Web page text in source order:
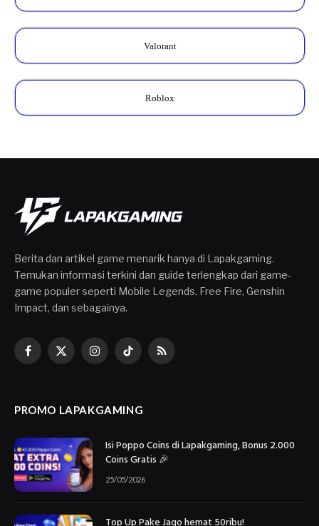
Valorant
Roblox
Berita dan artikel game menarik hanya di Lapakgaming.
Temukan informasi terkini dan guide terlengkap dari game-
game populer seperti Mobile Legends, Free Fire, Genshin
Impact, dan sebagainya.
Facebook
X
InstagramTikTokRSS
PROMO LAPAKGAMING
Isi Poppo Coins di Lapakgaming, Bonus 2.000
Coins Gratis 🎉
25/05/2026